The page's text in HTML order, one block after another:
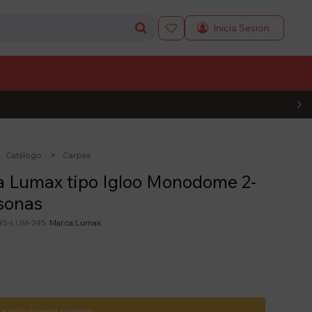

Catálogo Carpas
Lumax tipo Igloo Monodome 2-
LUM-245 Lumax